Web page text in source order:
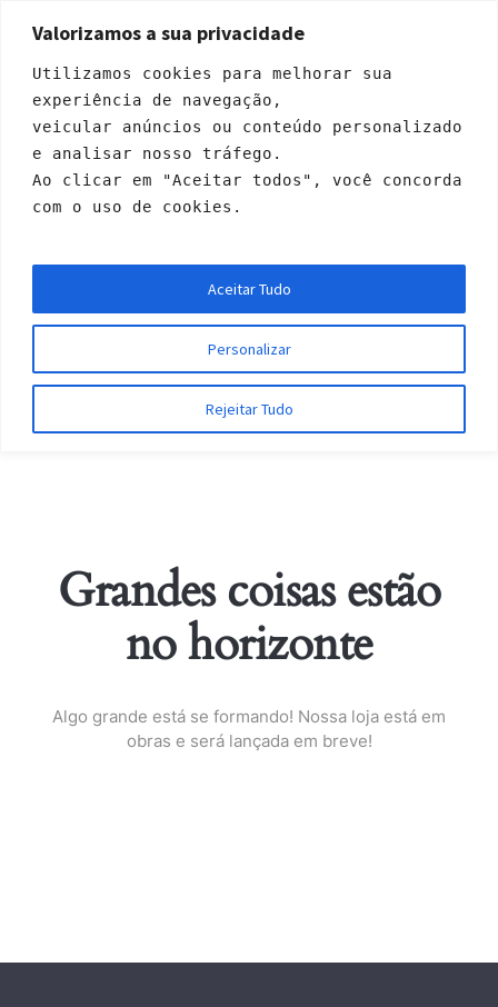
Valorizamos a sua privacidade
Utilizamos cookies para melhorar sua
experiência de navegação,
veicular anúncios ou conteúdo personalizado
e analisar nosso tráfego.
Ao clicar em "Aceitar todos", você concorda
com o uso de cookies.
Personalizar
Rejeitar Tudo
Aceitar Tudo
cup
Início/ cup
Grandes coisas estão
no horizonte
Algo grande está se formando! Nossa loja está em
obras e será lançada em breve!